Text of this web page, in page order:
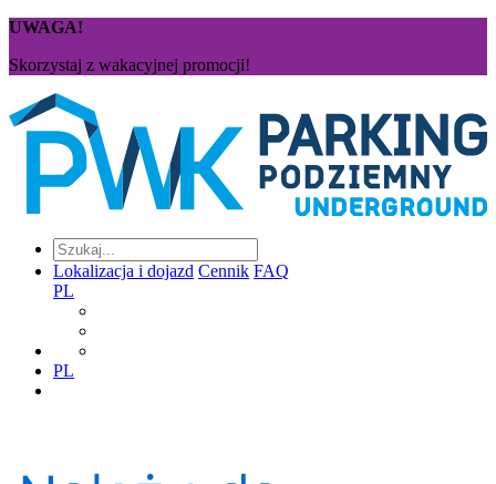
UWAGA!
Skorzystaj z wakacyjnej promocji!
Lokalizacja i dojazd Cennik FAQ
PL
PL